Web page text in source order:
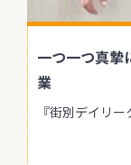
一つ一つ真摯
業
『街別デイリ